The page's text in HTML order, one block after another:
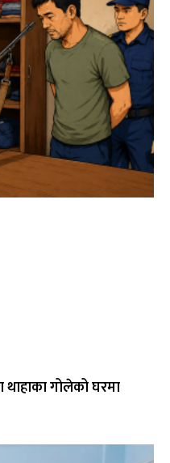
थाहाका गोलेको घरमा